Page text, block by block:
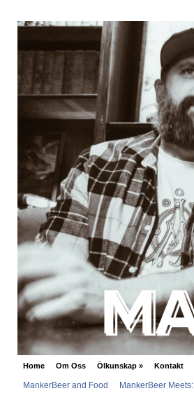
Home Om Oss Ölkunskap » Kontakt
MankerBeer and Food MankerBeer Meets: